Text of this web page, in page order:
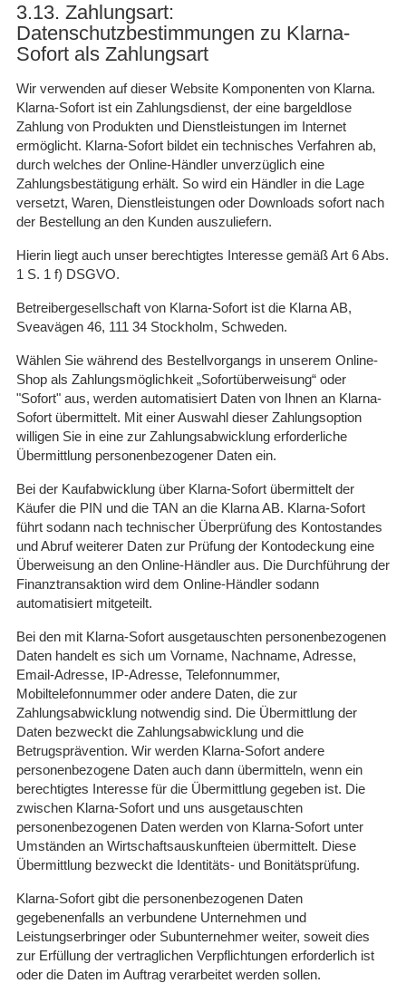
3.13. Zahlungsart:
Datenschutzbestimmungen zu Klarna-
Sofort als Zahlungsart
Wir verwenden auf dieser Website Komponenten von Klarna.
Klarna-Sofort ist ein Zahlungsdienst, der eine bargeldlose
Zahlung von Produkten und Dienstleistungen im Internet
ermöglicht. Klarna-Sofort bildet ein technisches Verfahren ab,
durch welches der Online-Händler unverzüglich eine
Zahlungsbestätigung erhält. So wird ein Händler in die Lage
versetzt, Waren, Dienstleistungen oder Downloads sofort nach
der Bestellung an den Kunden auszuliefern.
Hierin liegt auch unser berechtigtes Interesse gemäß Art 6 Abs.
1 S. 1 f) DSGVO.
Betreibergesellschaft von Klarna-Sofort ist die Klarna AB,
Sveavägen 46, 111 34 Stockholm, Schweden.
Wählen Sie während des Bestellvorgangs in unserem Online-
Shop als Zahlungsmöglichkeit „Sofortüberweisung“ oder
"Sofort" aus, werden automatisiert Daten von Ihnen an Klarna-
Sofort übermittelt. Mit einer Auswahl dieser Zahlungsoption
willigen Sie in eine zur Zahlungsabwicklung erforderliche
Übermittlung personenbezogener Daten ein.
Bei der Kaufabwicklung über Klarna-Sofort übermittelt der
Käufer die PIN und die TAN an die Klarna AB. Klarna-Sofort
führt sodann nach technischer Überprüfung des Kontostandes
und Abruf weiterer Daten zur Prüfung der Kontodeckung eine
Überweisung an den Online-Händler aus. Die Durchführung der
Finanztransaktion wird dem Online-Händler sodann
automatisiert mitgeteilt.
Bei den mit Klarna-Sofort ausgetauschten personenbezogenen
Daten handelt es sich um Vorname, Nachname, Adresse,
Email-Adresse, IP-Adresse, Telefonnummer,
Mobiltelefonnummer oder andere Daten, die zur
Zahlungsabwicklung notwendig sind. Die Übermittlung der
Daten bezweckt die Zahlungsabwicklung und die
Betrugsprävention. Wir werden Klarna-Sofort andere
personenbezogene Daten auch dann übermitteln, wenn ein
berechtigtes Interesse für die Übermittlung gegeben ist. Die
zwischen Klarna-Sofort und uns ausgetauschten
personenbezogenen Daten werden von Klarna-Sofort unter
Umständen an Wirtschaftsauskunfteien übermittelt. Diese
Übermittlung bezweckt die Identitäts- und Bonitätsprüfung.
Klarna-Sofort gibt die personenbezogenen Daten
gegebenenfalls an verbundene Unternehmen und
Leistungserbringer oder Subunternehmer weiter, soweit dies
zur Erfüllung der vertraglichen Verpflichtungen erforderlich ist
oder die Daten im Auftrag verarbeitet werden sollen.